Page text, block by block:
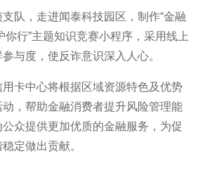
队，走进闻泰科技园区，制作“金融
行”主题知识竞赛小程序，采用线上
与度，使反诈意识深入人心。
卡中心将根据区域资源特色及优势
，帮助金融消费者提升风险管理能
众提供更加优质的金融服务，为促
定做出贡献。